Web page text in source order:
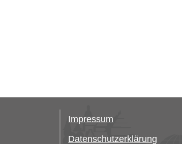
Impressum
Datenschutzerklärung